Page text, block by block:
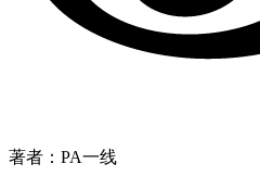
著者：PA一线